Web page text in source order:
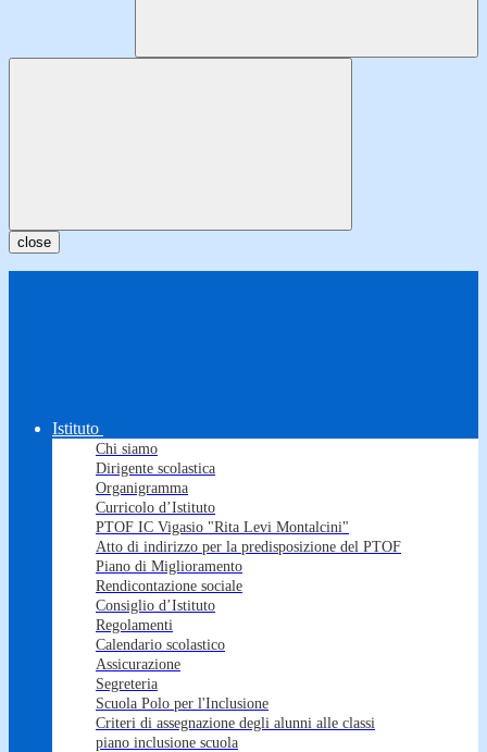
close
Istituto
Chi siamo
Dirigente scolastica
Organigramma
Curricolo d’Istituto
PTOF IC Vigasio "Rita Levi Montalcini"
Atto di indirizzo per la predisposizione del PTOF
Piano di Miglioramento
Rendicontazione sociale
Consiglio d’Istituto
Regolamenti
Calendario scolastico
Assicurazione
Segreteria
Scuola Polo per l'Inclusione
Criteri di assegnazione degli alunni alle classi
piano inclusione scuola